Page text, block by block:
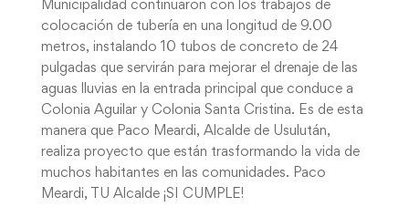
Municipalidad continuaron con los trabajos de
colocación de tubería en una longitud de 9.00
metros, instalando 10 tubos de concreto de 24
pulgadas que servirán para mejorar el drenaje de las
aguas lluvias en la entrada principal que conduce a
Colonia Aguilar y Colonia Santa Cristina. Es de esta
manera que Paco Meardi, Alcalde de Usulután,
realiza proyecto que están trasformando la vida de
muchos habitantes en las comunidades. Paco
Meardi, TU Alcalde ¡SI CUMPLE!